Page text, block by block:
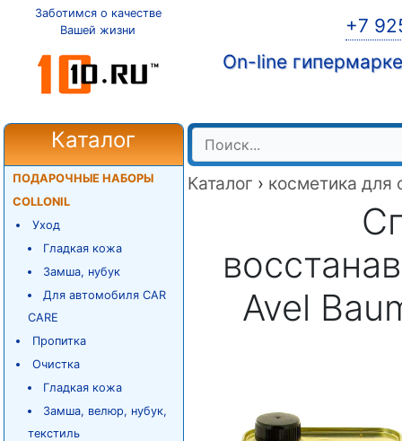
Заботимся о качестве
Вашей жизни
+7
On-line
Каталог
ПОДАРОЧНЫЕ НАБОРЫ
COLLONIL
Уход
Гладкая кожа
Замша, нубук
Для автомобиля CAR
CARE
Пропитка
Очистка
Гладкая кожа
Замша, велюр, нубук,
текстиль
Каталог › косметика для
Avel